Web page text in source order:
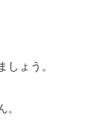
ょう。